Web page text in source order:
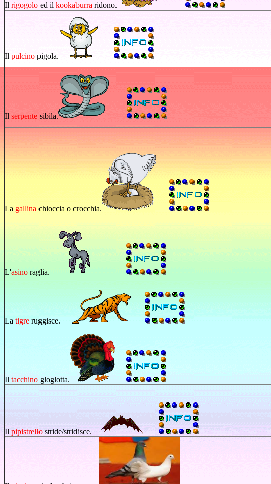
Il rigogolo ed il kookaburra ridono.
Il pulcino pigola.
Il serpente sibila.
La gallina chioccia o crocchia.
L'asino raglia.
La tigre ruggisce.
Il tacchino gloglotta.
Il pipistrello stride/stridisce.